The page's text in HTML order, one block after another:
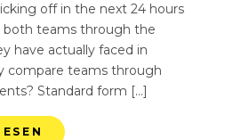
off in the next 24 hours
both teams through the
have actually faced in
compare teams through
Standard form […]